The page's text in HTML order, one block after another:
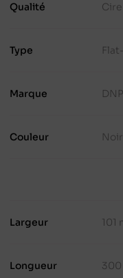
Qualité Cire
Type
Marque DNP
Couleur Noir
Largeur 101
Longueur 300